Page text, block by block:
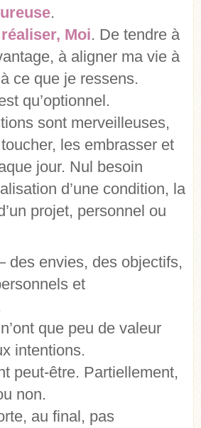
.
Moi. De tendre à
à aligner ma vie à
ce que je ressens.
qu’optionnel.
sont merveilleuses,
les embrasser et
jour. Nul besoin
d’une condition, la
projet, personnel ou
des envies, des objectifs,
et
que peu de valeur
intentions.
peut-être. Partiellement,
non.
au final, pas